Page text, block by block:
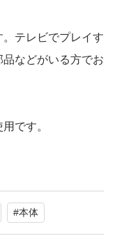
テレビでプレイす
などがいる方でお
です。
に傷があります。
#本体